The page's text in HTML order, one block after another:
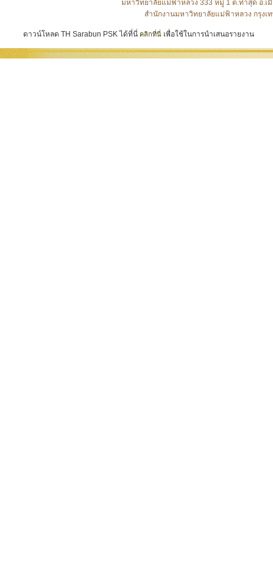
มหาวิทยาลัยแม่ฟ้าหลวง 333 หมู่ 1 ต.ท่าสุด อ.เมื
สำนักงานมหาวิทยาลัยแม่ฟ้าหลวง กรุงเ
ดาวน์โหลด TH Sarabun PSK ได้ที่นี่ คลิกที่นี่ เพื่อใช้ในการนำเสนอรายงาน